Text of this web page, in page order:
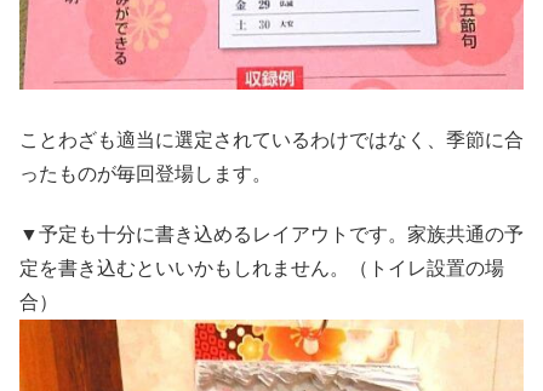
ことわざも適当に選定されているわけではなく、季節に合
ったものが毎回登場します。
▼予定も十分に書き込めるレイアウトです。家族共通の予
定を書き込むといいかもしれません。（トイレ設置の場
合）